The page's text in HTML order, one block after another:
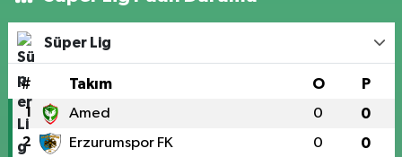
Süper Lig
# Takım O P
1 Amed 0 0
2 Erzurumspor FK 0 0